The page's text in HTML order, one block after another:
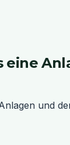
eine
und